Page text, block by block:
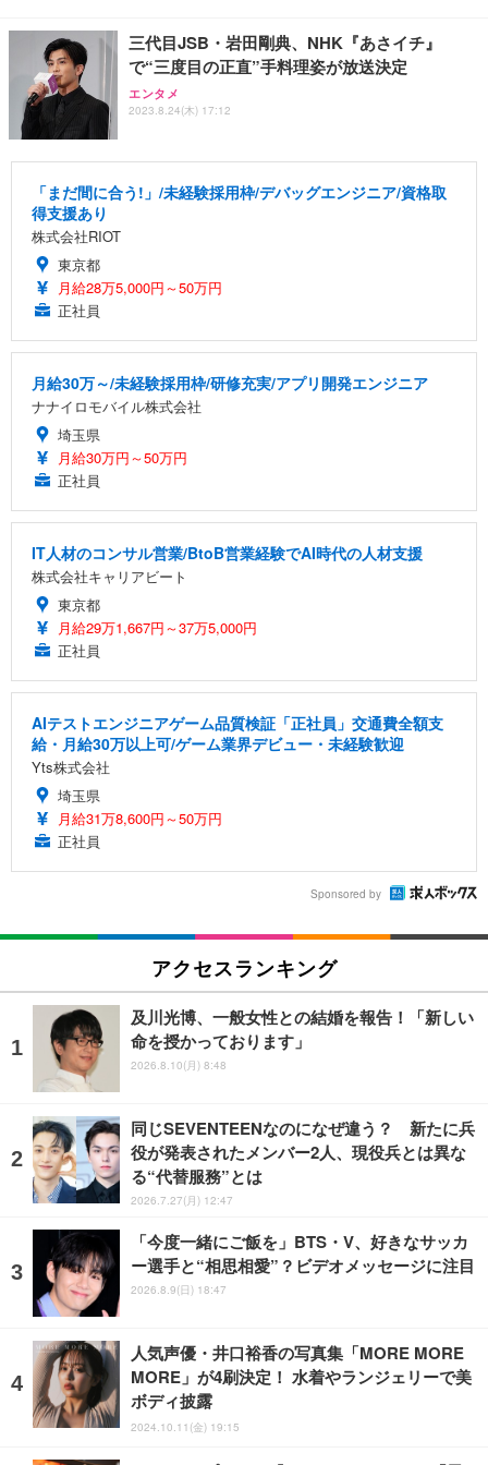
三代目JSB・岩田剛典、NHK『あさイチ』
で“三度目の正直”手料理姿が放送決定
エンタメ
2023.8.24(木) 17:12
「まだ間に合う!」/未経験採用枠/デバッグエンジニア/資格取
得支援あり
株式会社RIOT
東京都
月給28万5,000円～50万円
正社員
月給30万～/未経験採用枠/研修充実/アプリ開発エンジニア
ナナイロモバイル株式会社
埼玉県
月給30万円～50万円
正社員
IT人材のコンサル営業/BtoB営業経験でAI時代の人材支援
株式会社キャリアビート
東京都
月給29万1,667円～37万5,000円
正社員
AIテストエンジニアゲーム品質検証「正社員」交通費全額支
給・月給30万以上可/ゲーム業界デビュー・未経験歓迎
Yts株式会社
埼玉県
月給31万8,600円～50万円
正社員
Sponsored by
アクセスランキング
及川光博、一般女性との結婚を報告！「新しい
命を授かっております」
2026.8.10(月) 8:48
同じSEVENTEENなのになぜ違う？ 新たに兵
役が発表されたメンバー2人、現役兵とは異な
る“代替服務”とは
2026.7.27(月) 12:47
「今度一緒にご飯を」BTS・V、好きなサッカ
ー選手と“相思相愛”？ビデオメッセージに注目
2026.8.9(日) 18:47
人気声優・井口裕香の写真集「MORE MORE
MORE」が4刷決定！ 水着やランジェリーで美
ボディ披露
2024.10.11(金) 19:15